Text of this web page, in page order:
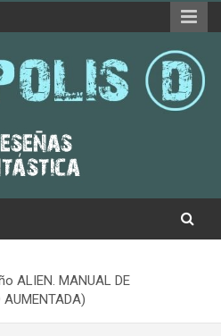
ALIEN. MANUAL DE
AUMENTADA)